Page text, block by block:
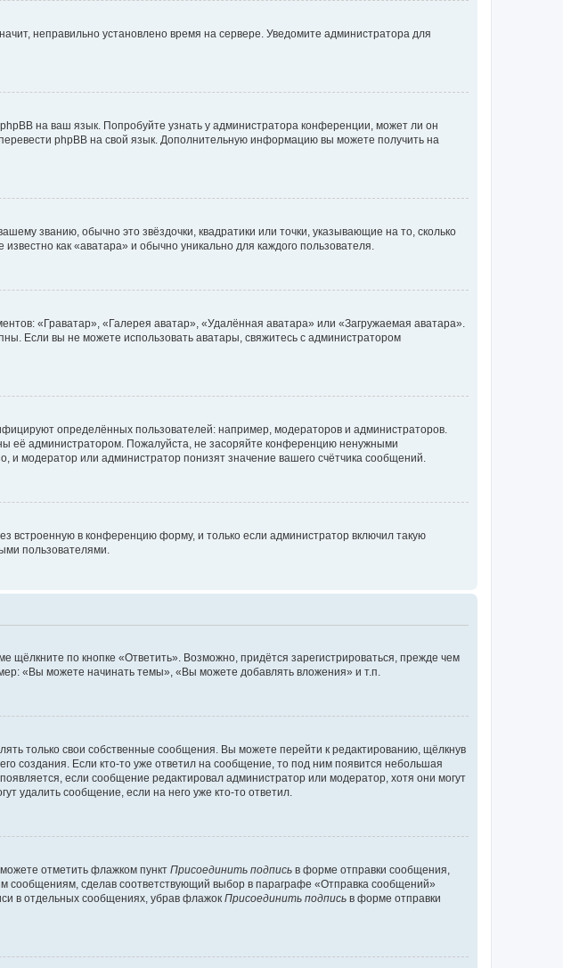
неправильно установлено время на сервере. Уведомите администратора для
на ваш язык. Попробуйте узнать у администратора конференции, может ли он
phpBB на свой язык. Дополнительную информацию вы можете получить на
званию, обычно это звёздочки, квадратики или точки, указывающие на то, сколько
как «аватара» и обычно уникально для каждого пользователя.
«Граватар», «Галерея аватар», «Удалённая аватара» или «Загружаемая аватара».
Если вы не можете использовать аватары, свяжитесь с администратором
определённых пользователей: например, модераторов и администраторов.
её администратором. Пожалуйста, не засоряйте конференцию ненужными
модератор или администратор понизят значение вашего счётчика сообщений.
встроенную в конференцию форму, и только если администратор включил такую
пользователями.
по кнопке «Ответить». Возможно, придётся зарегистрироваться, прежде чем
«Вы можете начинать темы», «Вы можете добавлять вложения» и т.п.
только свои собственные сообщения. Вы можете перейти к редактированию, щёлкнув
создания. Если кто-то уже ответил на сообщение, то под ним появится небольшая
если сообщение редактировал администратор или модератор, хотя они могут
удалить сообщение, если на него уже кто-то ответил.
отметить флажком пункт Присоединить подпись в форме отправки сообщения,
сообщениям, сделав соответствующий выбор в параграфе «Отправка сообщений»
в отдельных сообщениях, убрав флажок Присоединить подпись в форме отправки